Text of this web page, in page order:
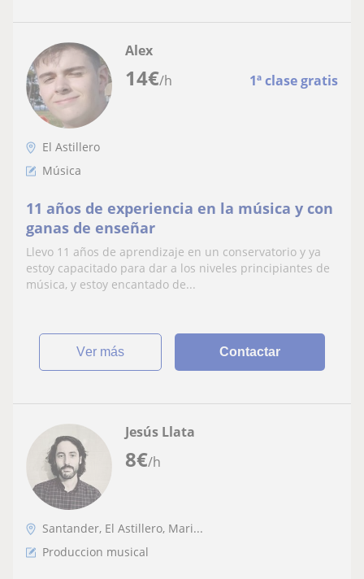
14€/h 1ª clase gratis
Alex
El Astillero
Música
11 años de experiencia en la música y con
ganas de enseñar
Llevo 11 años de aprendizaje en un conservatorio y ya
estoy capacitado para dar a los niveles principiantes de
música, y estoy encantado de...
ver más Contactar
8€/h
Jesús Llata
Santander, El Astillero, Mari...
Produccion musical